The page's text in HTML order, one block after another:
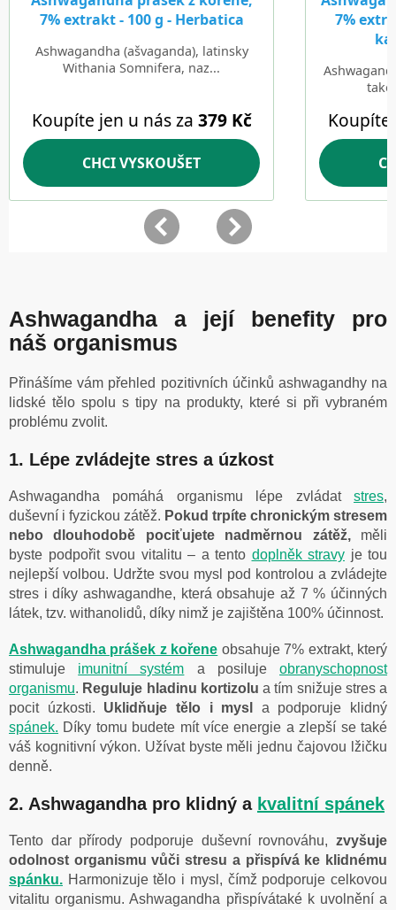
Ashwagandha a její benefity pro
náš organismus
Přinášíme vám přehled pozitivních účinků ashwagandhy na
lidské tělo spolu s tipy na produkty, které si při vybraném
problému zvolit.
1. Lépe zvládejte stres a úzkost
Ashwagandha pomáhá organismu lépe zvládat stres,
duševní i fyzickou zátěž. Pokud trpíte chronickým stresem
nebo dlouhodobě pociťujete nadměrnou zátěž, měli
byste podpořit svou vitalitu – a tento doplněk stravy je tou
nejlepší volbou. Udržte svou mysl pod kontrolou a zvládejte
stres i díky ashwagandhe, která obsahuje až 7 % účinných
látek, tzv. withanolidů, díky nimž je zajištěna 100% účinnost.
Ashwagandha prášek z kořene obsahuje 7% extrakt, který
stimuluje imunitní systém a posilujeobranyschopnost
organismu. Reguluje hladinu kortizolu a tím snižuje stres a
pocit úzkosti. Uklidňuje tělo i mysl
a podporuje klidný
spánek. Díky tomu budete mít více energie a zlepší se také
váš kognitivní výkon. Užívat byste měli jednu čajovou lžičku
denně.
2. Ashwagandha pro klidný a kvalitní spánek
Tento dar přírody podporuje duševní rovnováhu, zvyšuje
odolnost organismu vůči stresu a přispívá ke klidnému
spánku. Harmonizuje tělo i mysl, čímž podporuje celkovou
vitalitu organismu. Ashwagandha přispívátaké k uvolnění a